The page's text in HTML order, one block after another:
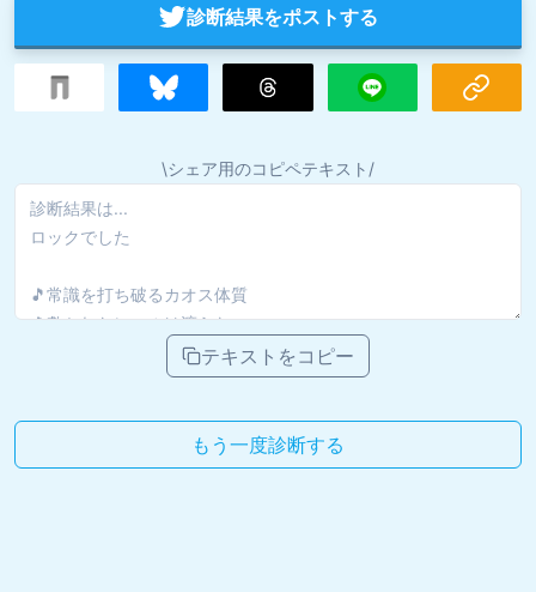
診断結果をポストする
\シェア用のコピペテキスト/
テキストをコピー
もう一度診断する